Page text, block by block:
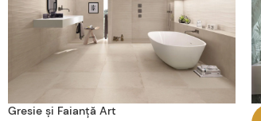
Gresie și Faianță Art